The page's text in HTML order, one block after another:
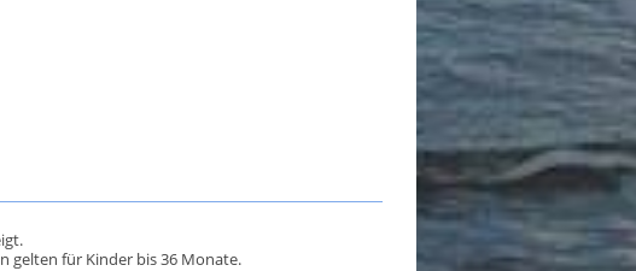
gelten für Kinder bis 36 Monate.